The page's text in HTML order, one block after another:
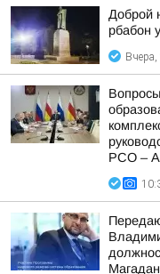
Доброй
рбабон
РСО –